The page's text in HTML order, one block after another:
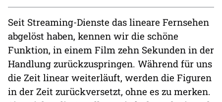
Seit Streaming-Dienste das lineare Fernsehen
abgelöst haben, kennen wir die schöne
Funktion, in einem Film zehn Sekunden in der
Handlung zurückzuspringen. Während für uns
die Zeit linear weiterläuft, werden die Figuren
in der Zeit zurückversetzt, ohne es zu merken.